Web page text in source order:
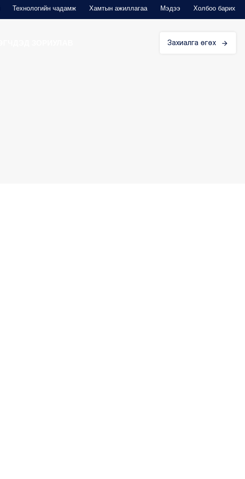
Технологийн чадамж Хамтын ажиллагаа Мэдээ Холбоо барих
Захиалга өгөх